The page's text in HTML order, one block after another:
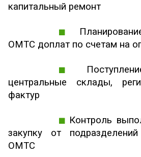
капитальный ремонт
ОМТС доплат по счетам на
центральные склады,
фактур
Контроль
закупку от
ОМТС